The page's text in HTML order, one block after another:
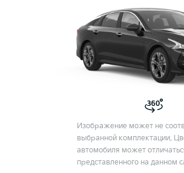
Изображение может не
выбранной комплектации.
автомобиля может
представленного на данном